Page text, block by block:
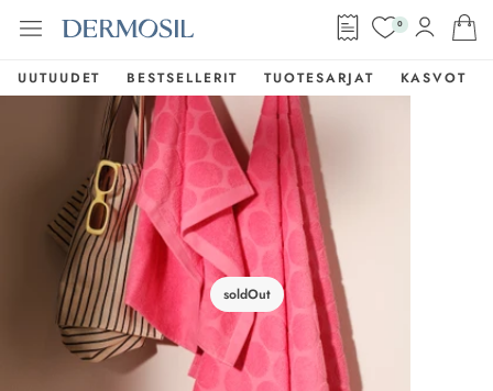
0
UUTUUDET BESTSELLERIT TUOTESARJAT KASVOT
soldOut